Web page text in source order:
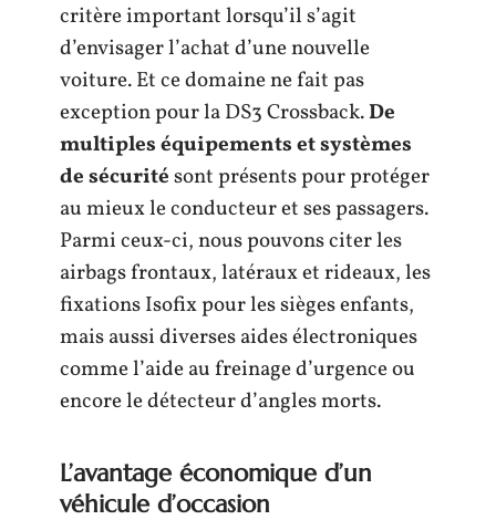
critère important lorsqu’il s’agit
d’envisager l’achat d’une nouvelle
voiture. Et ce domaine ne fait pas
exception pour la DS3 Crossback.De
multiples équipements et systèmes
de sécuritésont présents pour protéger
au mieux le conducteur et ses passagers.
Parmi ceux-ci, nous pouvons citer les
airbags frontaux, latéraux et rideaux, les
fixations Isofix pour les sièges enfants,
mais aussi diverses aides électroniques
comme l’aide au freinage d’urgence ou
encore le détecteur d’angles morts.
L’avantage économique d’un
véhicule d’occasion